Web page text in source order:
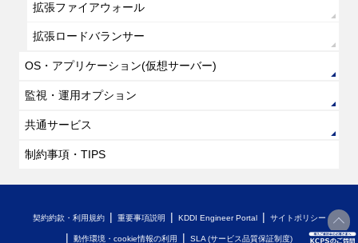
拡張ファイアウォール
拡張ロードバランサー
OS・アプリケーション(仮想サーバー)
監視・運用オプション
共通サービス
制約事項・TIPS
契約約款・利用規約 重要事項説明 KDDI Engineer Portal サイトポリシー
動作環境・cookie情報の利用 SLA (サービス品質保証制度)